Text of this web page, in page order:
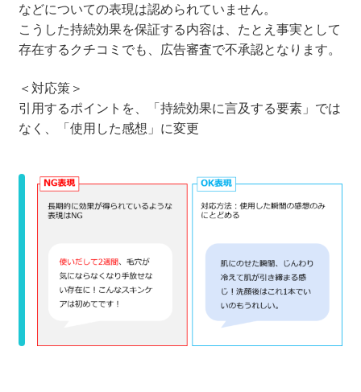
などについての表現は認められていません。
こうした持続効果を保証する内容は、たとえ事実として
存在するクチコミでも、広告審査で不承認となります。
＜対応策＞
引用するポイントを、「持続効果に言及する要素」では
なく、「使用した感想」に変更